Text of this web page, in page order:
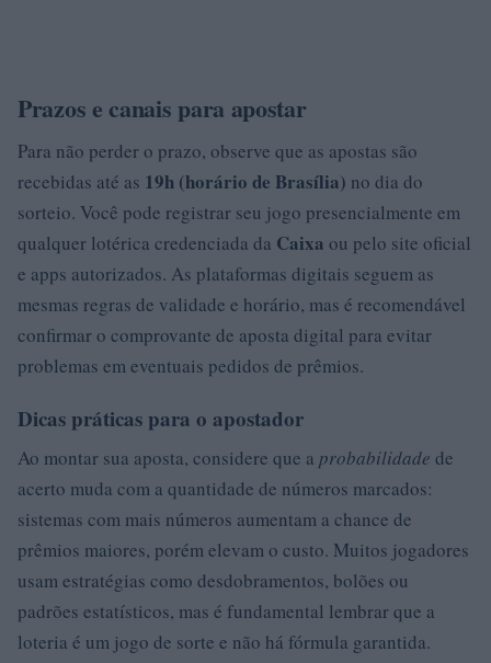
Prazos e canais para apostar
Para não perder o prazo, observe que as apostas são
recebidas até as 19h (horário de Brasília) no dia do
sorteio. Você pode registrar seu jogo presencialmente em
qualquer lotérica credenciada da Caixa ou pelo site oficial
e apps autorizados. As plataformas digitais seguem as
mesmas regras de validade e horário, mas é recomendável
confirmar o comprovante de aposta digital para evitar
problemas em eventuais pedidos de prêmios.
Dicas práticas para o apostador
Ao montar sua aposta, considere que a probabilidade de
acerto muda com a quantidade de números marcados:
sistemas com mais números aumentam a chance de
prêmios maiores, porém elevam o custo. Muitos jogadores
usam estratégias como desdobramentos, bolões ou
padrões estatísticos, mas é fundamental lembrar que a
loteria é um jogo de sorte e não há fórmula garantida.